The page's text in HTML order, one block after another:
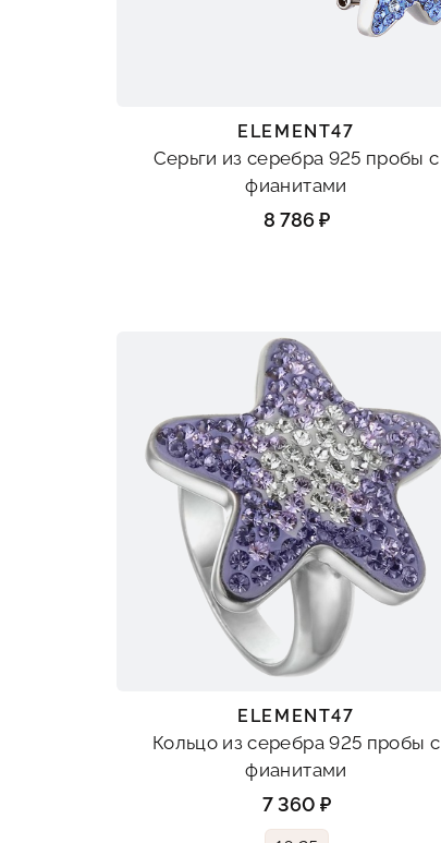
ELEMENT47
Серьги из серебра 925 пробы с
фианитами
8 786 ₽
ELEMENT47
Кольцо из серебра 925 пробы с
фианитами
7 360 ₽